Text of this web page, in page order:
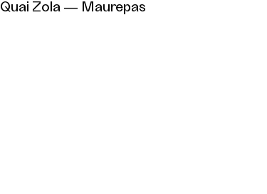
Quai Zola — Maurepas